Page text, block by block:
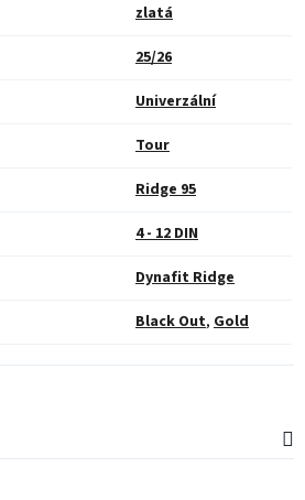
zlatá
25/26
Univerzální
Tour
Ridge 95
4 - 12 DIN
Dynafit Ridge
Black Out, Gold